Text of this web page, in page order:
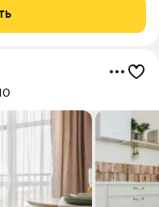
дома. На кухне